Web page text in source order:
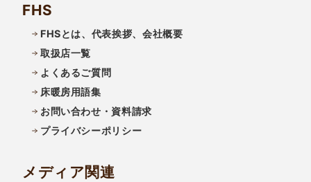
FHS
FHSとは、代表挨拶、会社概要
取扱店一覧
よくあるご質問
床暖房用語集
お問い合わせ・資料請求
プライバシーポリシー
メディア関連